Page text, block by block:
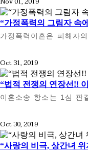
“가정폭력의 그림자 속
가정폭력이혼은 피해자
Oct 31, 2019
“법적 전쟁의 연장선!!
이혼소송 항소는 1심 판
Oct 30, 2019
“사랑의 비극, 상간녀